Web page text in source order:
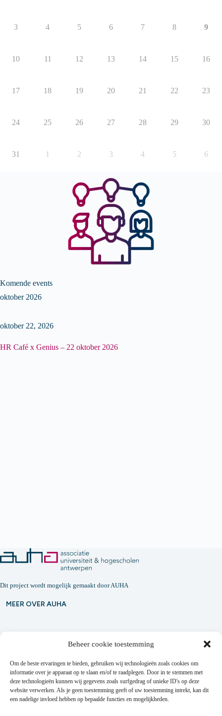
Beheer cookie toestemming
Om de beste ervaringen te bieden, gebruiken wij technologieën zoals cookies om
informatie over je apparaat op te slaan en/of te raadplegen. Door in te stemmen met
deze technologieën kunnen wij gegevens zoals surfgedrag of unieke ID's op deze
website verwerken. Als je geen toestemming geeft of uw toestemming intrekt, kan dit
een nadelige invloed hebben op bepaalde functies en mogelijkheden.
3 4 5 6 7 8 9
10 11 12 13 14 15 16
17 18 19 20 21 22 23
24 25 26 27 28 29 30
31 1 2 3 4 5 6
Komende events
oktober 2026
oktober 22, 2026
HR Café x Genius – 22 oktober 2026
Dit project wordt mogelijk gemaakt doorAUHA
MEER OVER AUHA
genius@uantwerpen.be
Hof van Liere, Prinsstraat 13, 2000 Antwerpen